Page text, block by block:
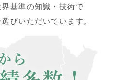
基準の知識・技術で
びいただいています。